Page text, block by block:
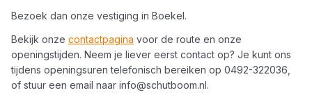
Bezoek dan onze vestiging in Boekel.
Bekijk onze contactpagina voor de route en onze
openingstijden. Neem je liever eerst contact op? Je kunt ons
tijdens openingsuren telefonisch bereiken op 0492-322036
of stuur een email naar info@schutboom.nl.